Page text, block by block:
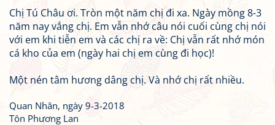
Chị Tú Châu ơi. Tròn một năm chị đi xa. Ngày mồng 8-3
năm nay vắng chị. Em vẫn nhớ câu nói cuối cùng chị nói
với em khi tiễn em và các chị ra về: Chị vẫn rất nhớ món
cá kho của em (ngày hai chị em cùng đi học)!
Một nén tâm hương dâng chị. Và nhớ chị rất nhiều.
Quan Nhân, ngày 9-3-2018
Tôn Phương Lan